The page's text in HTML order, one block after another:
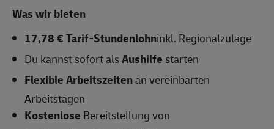
Was wir bieten
17,78 € Tarif-Stundenlohninkl. Regionalzulage
Du kannst sofort alsAushilfe starten
Flexible Arbeitszeitenan vereinbarten
Arbeitstagen
Kostenlose Bereitstellung von